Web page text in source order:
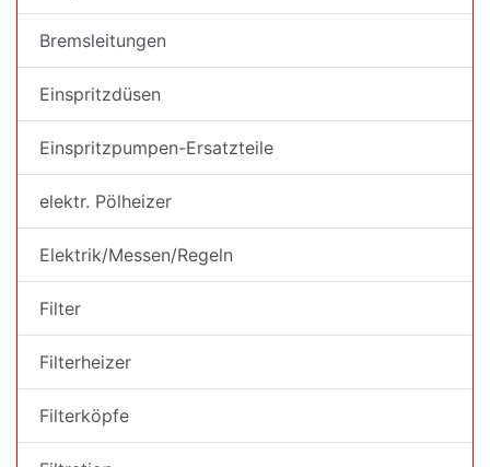
Bremsleitungen
Einspritzdüsen
Einspritzpumpen-Ersatzteile
elektr. Pölheizer
Elektrik/Messen/Regeln
Filter
Filterheizer
Filterköpfe